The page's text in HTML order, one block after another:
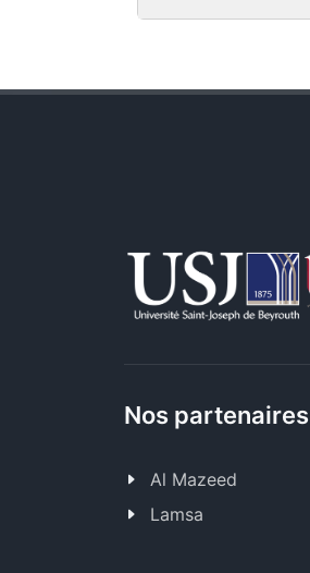
Nos partenaires
Al Mazeed
Lamsa